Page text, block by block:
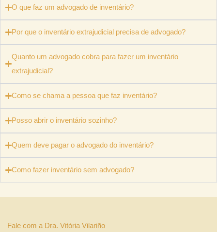
O que faz um advogado de inventário?
Por que o inventário extrajudicial precisa de advogado?
Quanto um advogado cobra para fazer um inventário​
extrajudicial?
Como se chama a pessoa que faz inventário?
Posso abrir o inventário sozinho?
Quem deve pagar o advogado do inventário?
Como fazer inventário sem advogado​?
Fale com a Dra. Vitória Vilariño